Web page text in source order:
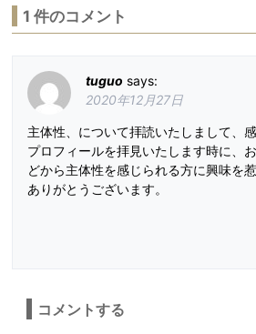
1 件のコメント
tuguo says:
2020年12月27日
主体性、について拝読いたしまして、
プロフィールを拝見いたします時に、
どから主体性を感じられる方に興味を惹
ありがとうございます。
コメントする